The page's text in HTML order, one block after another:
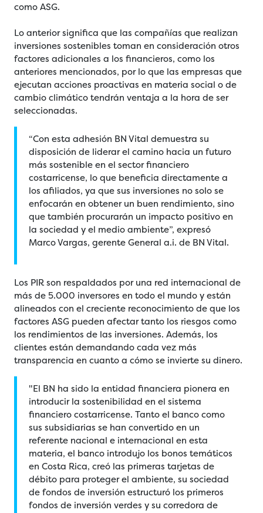
como ASG.
Lo anterior significa que las compañías que realizan
inversiones sostenibles toman en consideración otros
factores adicionales a los financieros, como los
anteriores mencionados, por lo que las empresas que
ejecutan acciones proactivas en materia social o de
cambio climático tendrán ventaja a la hora de ser
seleccionadas.
“Con esta adhesión BN Vital demuestra su
disposición de liderar el camino hacia un futuro
más sostenible en el sector financiero
costarricense, lo que beneficia directamente a
los afiliados, ya que sus inversiones no solo se
enfocarán en obtener un buen rendimiento, sino
que también procurarán un impacto positivo en
la sociedad y el medio ambiente”, expresó
Marco Vargas, gerente General a.i. de BN Vital.
Los PIR son respaldados por una red internacional de
más de 5.000 inversores en todo el mundo y están
alineados con el creciente reconocimiento de que los
factores ASG pueden afectar tanto los riesgos como
los rendimientos de las inversiones. Además, los
clientes están demandando cada vez más
transparencia en cuanto a cómo se invierte su dinero.
"El BN ha sido la entidad financiera pionera en
introducir la sostenibilidad en el sistema
financiero costarricense. Tanto el banco como
sus subsidiarias se han convertido en un
referente nacional e internacional en esta
materia, el banco introdujo los bonos temáticos
en Costa Rica, creó las primeras tarjetas de
débito para proteger el ambiente, su sociedad
de fondos de inversión estructuró los primeros
fondos de inversión verdes y su corredora de